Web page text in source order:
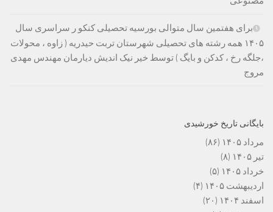
برای هفتمین سال متوالی بورسیه تحصیلی کنکو ر سراسری سال
۱۴۰۵ همه رشته های تحصیلی شهرستان تربت حیدریه ( زاوه ، محولات
،جلگه رخ ، کدکن و بایگ ) توسط خیر نیک اندیش دیارمان مهندس مهدی
مروج
بایگانی تاریخ خورشیدی
مرداد ۱۴۰۵
(۸۶)
تیر ۱۴۰۵
(۸)
خرداد ۱۴۰۵
(۵)
اردیبهشت ۱۴۰۵
(۴)
اسفند ۱۴۰۴
(۲۰)